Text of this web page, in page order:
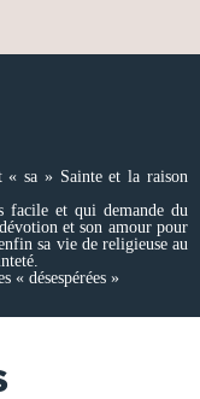
« sa » Sainte et la raison
et qui demande du
et son amour pour
sa vie de religieuse au
« désespérées »